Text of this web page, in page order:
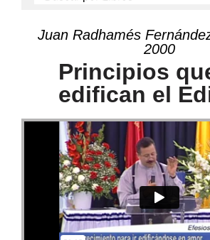
Juan Radhamés
2000
Principios
edifican el